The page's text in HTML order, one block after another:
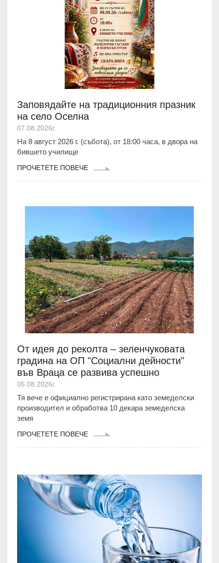
Заповядайте на традиционния празник
на село Оселна
07.08.2026г.
На 8 август 2026 г. (събота), от 18:00 часа, в двора на
бившето училище
ПРОЧЕТЕТЕ ПОВЕЧЕ
От идея до реколта – зеленчуковата
градина на ОП "Социални дейности"
във Враца се развива успешно
05.08.2026г.
Тя вече е официално регистрирана като земеделски
производител и обработва 10 декара земеделска
земя
ПРОЧЕТЕТЕ ПОВЕЧЕ